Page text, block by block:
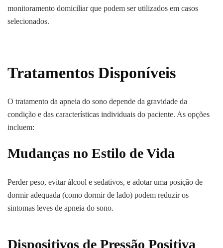
monitoramento domiciliar que podem ser utilizados em casos
selecionados.
Tratamentos Disponíveis
O tratamento da apneia do sono depende da gravidade da
condição e das características individuais do paciente. As opções
incluem:
Mudanças no Estilo de Vida
Perder peso, evitar álcool e sedativos, e adotar uma posição de
dormir adequada (como dormir de lado) podem reduzir os
sintomas leves de apneia do sono.
Dispositivos de Pressão Positiva